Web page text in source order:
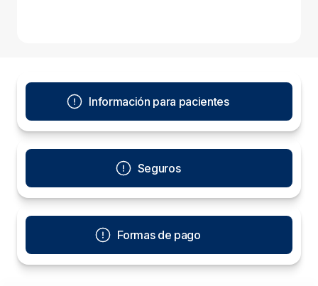
Información para pacientes
Seguros
Formas de pago